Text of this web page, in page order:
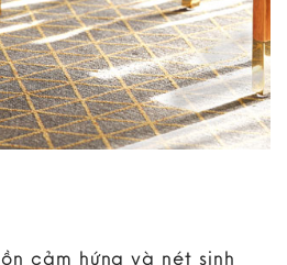
cảm hứng và nét sinh